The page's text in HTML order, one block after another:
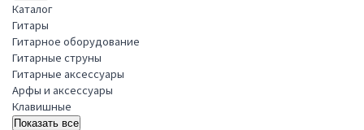
Каталог
Гитары
Гитарное оборудование
Гитарные струны
Гитарные аксессуары
Арфы и аксессуары
Клавишные
Показать все